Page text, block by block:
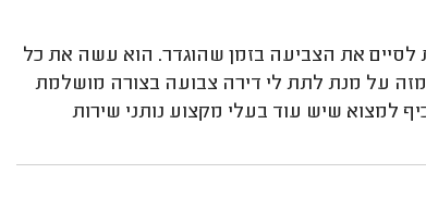
לסיים את הצביעה בזמן שהוגדר. הוא עשה את כל
על מנת לתת לי דירה צבועה בצורה מושלמת
למצוא שיש עוד בעלי מקצוע נותני שירות